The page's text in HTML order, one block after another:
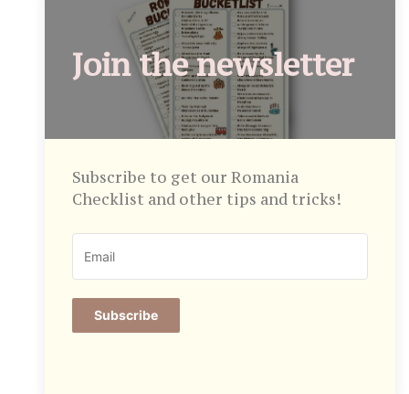
Join the newsletter
Subscribe to get our Romania
Checklist and other tips and tricks!
Subscribe